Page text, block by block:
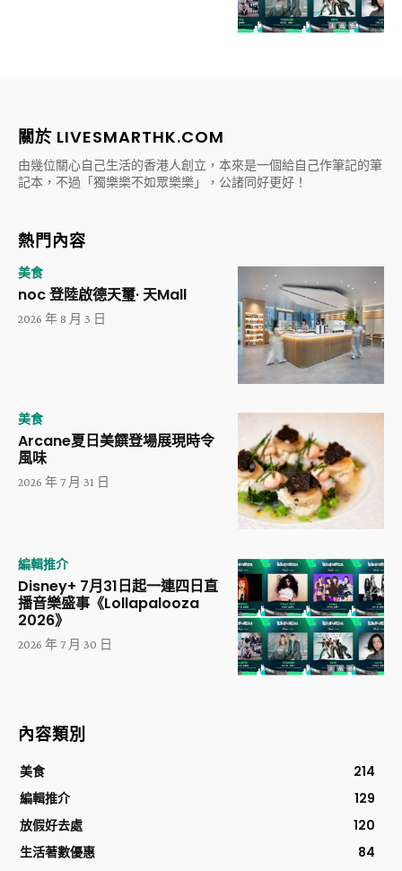
關於 LIVESMARTHK.COM
由幾位關心自己生活的香港人創立，本來是一個給自己作筆記的筆
記本，不過「獨樂樂不如眾樂樂」，公諸同好更好！
熱門內容
美食
noc 登陸啟德天璽· 天Mall
2026 年 8 月 3 日
美食
Arcane夏日美饌登場展現時令
風味
2026 年 7 月 31 日
編輯推介
Disney+ 7月31日起一連四日直
播音樂盛事《Lollapalooza
2026》
2026 年 7 月 30 日
內容類別
美食
214
編輯推介
129
放假好去處
120
生活著數優惠
84